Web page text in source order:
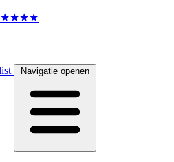
★★★★★
Navigatie openen